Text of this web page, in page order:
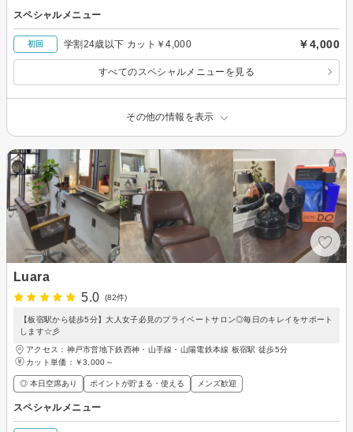
スペシャルメニュー
初回 学割24歳以下 カット￥4,000 ￥4,000
すべてのスペシャルメニューを見る
その他の情報を表示
Luara
5.0
(82件)
【板宿駅から徒歩5分】大人女子必見のプライベートサロン◎毎日のキレイをサポート
します☆彡
アクセス：神戸市営地下鉄西神・山手線・山陽電鉄本線 板宿駅 徒歩5分
カット単価： ￥3,000～
◎ 本日空席あり ポイントが貯まる・使える メンズ歓迎
スペシャルメニュー